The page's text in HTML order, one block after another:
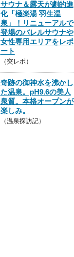
サウナ＆露天が劇的進
化「極楽湯 羽生温
泉」！リニューアルで
登場のバレルサウナや
女性専用エリアをレポ
ート
（突レポ）
奇跡の御神水を沸かし
た温泉。pH9.6の美人
泉質。本格オープンが
楽しみ。
（温泉探訪記）